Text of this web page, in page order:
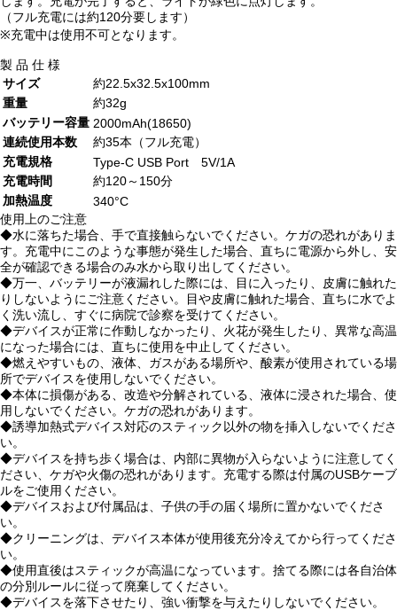
（フル充電には約120分要します）
※充電中は使用不可となります。
製 品 仕 様
サイズ
約22.5x32.5x100mm
重量
約32g
バッテリー容量 2000mAh(18650)
連続使用本数
約35本（フル充電）
充電規格
Type-C USB Port 5V/1A
充電時間
約120～150分
加熱温度
340°C
使用上のご注意
◆水に落ちた場合、手で直接触らないでください。ケガの恐れがありま
す。充電中にこのような事態が発生した場合、直ちに電源から外し、安
全が確認できる場合のみ水から取り出してください。
◆万一、バッテリーが液漏れした際には、目に入ったり、皮膚に触れた
りしないようにご注意ください。目や皮膚に触れた場合、直ちに水でよ
く洗い流し、すぐに病院で診察を受けてください。
◆デバイスが正常に作動しなかったり、火花が発生したり、異常な高温
になった場合には、直ちに使用を中止してください。
◆燃えやすいもの、液体、ガスがある場所や、酸素が使用されている場
所でデバイスを使用しないでください。
◆本体に損傷がある、改造や分解されている、液体に浸された場合、使
用しないでください。ケガの恐れがあります。
◆誘導加熱式デバイス対応のスティック以外の物を挿入しないでくださ
い。
◆デバイスを持ち歩く場合は、内部に異物が入らないように注意してく
ださい、ケガや火傷の恐れがあります。充電する際は付属のUSBケーブ
ルをご使用ください。
◆デバイスおよび付属品は、子供の手の届く場所に置かないでくださ
い。
◆クリーニングは、デバイス本体が使用後充分冷えてから行ってくださ
い。
◆使用直後はスティックが高温になっています。捨てる際には各自治体
の分別ルールに従って廃棄してください。
◆デバイスを落下させたり、強い衝撃を与えたりしないでください。